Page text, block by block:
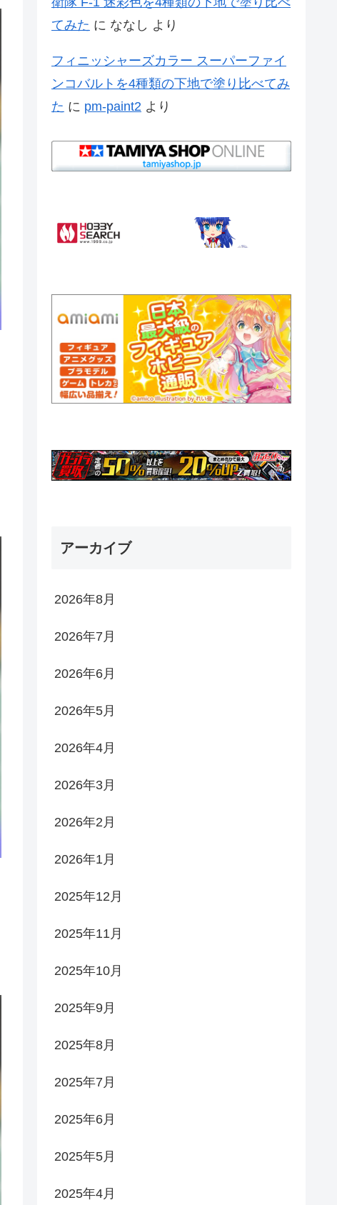
てみた に ななし より
フィニッシャーズカラー スーパーファイ
ンコバルトを4種類の下地で塗り比べてみ
た に pm-paint2 より
アーカイブ
2026年8月
2026年7月
2026年6月
2026年5月
2026年4月
2026年3月
2026年2月
2026年1月
2025年12月
2025年11月
2025年10月
2025年9月
2025年8月
2025年7月
2025年6月
2025年5月
2025年4月